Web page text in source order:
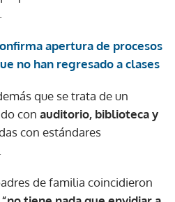
apertura de procesos
no han regresado a clases
que se trata de un
con auditorio, biblioteca y
con estándares
de familia coincidieron